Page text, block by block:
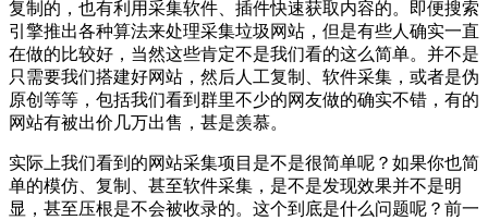
复制的，也有利用采集软件、插件快速获取内容的。即便搜索
引擎推出各种算法来处理采集垃圾网站，但是有些人确实一直
在做的比较好，当然这些肯定不是我们看的这么简单。并不是
只需要我们搭建好网站，然后人工复制、软件采集，或者是伪
原创等等，包括我们看到群里不少的网友做的确实不错，有的
网站有被出价几万出售，甚是羡慕。
实际上我们看到的网站采集项目是不是很简单呢？如果你也简
单的模仿、复制、甚至软件采集，是不是发现效果并不是明
显，甚至压根是不会被收录的。这个到底是什么问题呢？前一